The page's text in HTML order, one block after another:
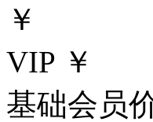
￥
VIP ￥
基础会员